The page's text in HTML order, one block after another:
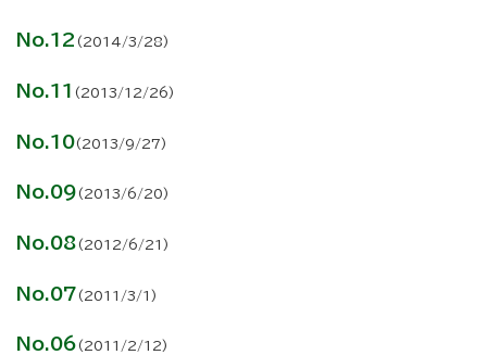
No.12 (2014/3/28)
No.11 (2013/12/26)
No.10(2013/9/27)
No.09(2013/6/20)
No.08(2012/6/21)
No.07(2011/3/1)
No.06(2011/2/12)